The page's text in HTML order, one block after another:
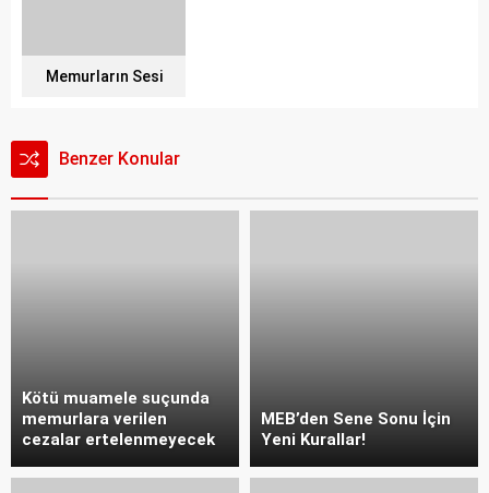
Memurların Sesi
Benzer Konular
Kötü muamele suçunda
memurlara verilen
cezalar ertelenmeyecek
MEB’den Sene Sonu İçin
Yeni Kurallar!